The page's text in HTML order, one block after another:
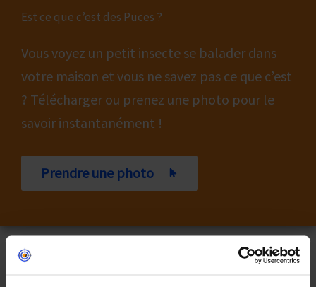
Est ce que c’est des Puces ?
Vous voyez un petit insecte se balader dans
votre maison et vous ne savez pas ce que c’est
? Télécharger ou prenez une photo pour le
savoir instantanément !
Prendre une photo
L’Expertise Professionnelle : La Seule Voie Vers une